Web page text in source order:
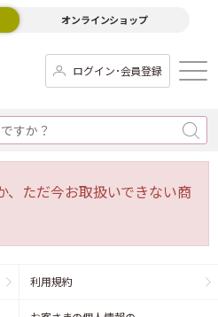
オンラインショップ
ログイン･会員登録
、ただ今お取扱いできない商
利用規約